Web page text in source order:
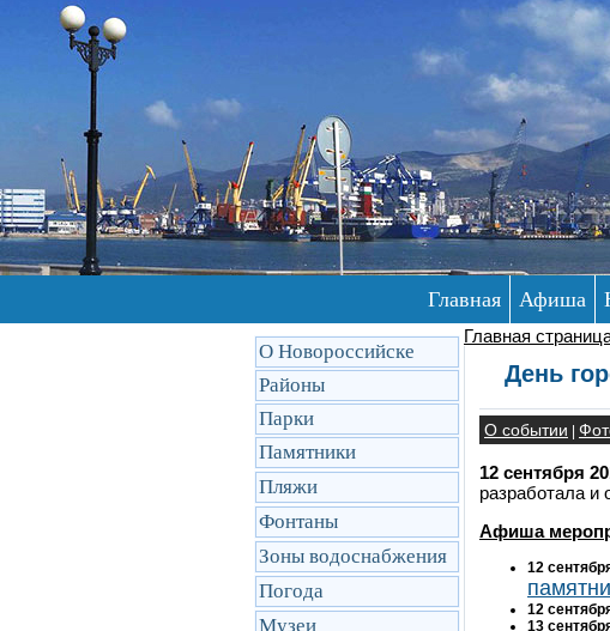
Главная Афиша
О Новороссийске
Районы
Парки
Памятники
Пляжи
Фонтаны
Зоны водоснабжения
Погода
Музеи
Главная
День
О событии
12 сентября
разработала и
Афиша
12
12
13